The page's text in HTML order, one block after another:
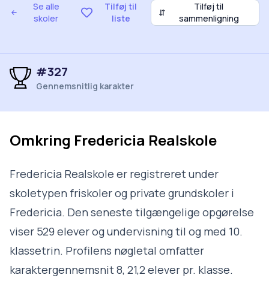
Se alle
skoler
Tilføj til
liste
⇵
Tilføj til
sammenligning
#327
Gennemsnitlig karakter
Omkring Fredericia Realskole
Fredericia Realskole er registreret under
skoletypen friskoler og private grundskoler i
Fredericia. Den seneste tilgængelige opgørelse
viser 529 elever og undervisning til og med 10.
klassetrin. Profilens nøgletal omfatter
karaktergennemsnit 8, 21,2 elever pr. klasse.